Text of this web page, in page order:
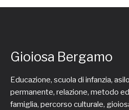
Gioiosa Bergamo
Educazione, scuola di infanzia,
permanente, relazione, metodo
famiglia, percorso culturale,